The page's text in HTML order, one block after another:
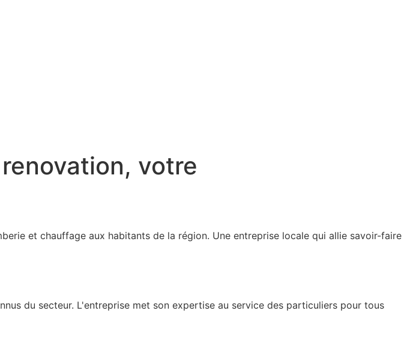
votre
et chauffage aux habitants de la région. Une entreprise locale qui allie savoir-faire
du secteur. L'entreprise met son expertise au service des particuliers pour tous